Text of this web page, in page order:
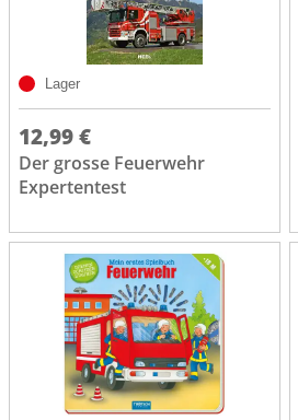
Lager
12,99 €
Der grosse Feuerwehr
Expertentest